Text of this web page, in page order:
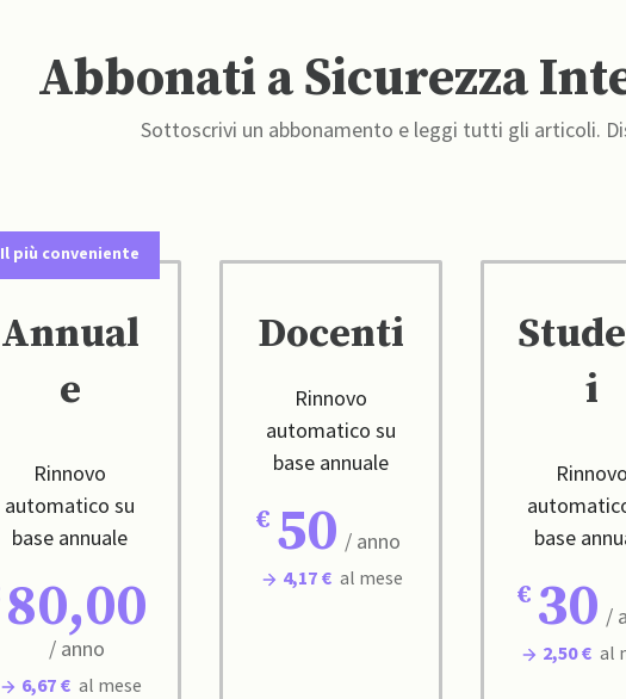
Abbonati a Sicurezza
Sottoscrivi un abbonamento e leggi tutti gli articoli.
Il più conveniente
Annual
e
Rinnovo
automatico su
base annuale
80,00
/ anno
6,67 € al mese
Docenti
Rinnovo
automatico su
base annuale
50 / anno
4,17 € al mese
i
Rinnovo
base
30 /
2,50 € al